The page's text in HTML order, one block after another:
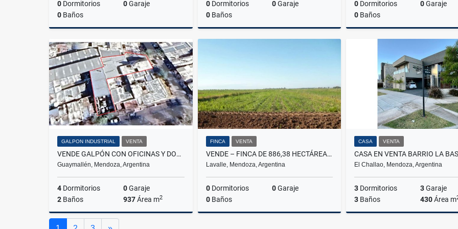
0 Dormitorios 0Garaje
0 Baños
Venta
US$2,400,000
0Dormitorios 0Garaje
0Baños
Venta
0 Dormitorios 0Garaje
0 Baños
GALPON INDUSTRIAL VENTA
VENDE GALPÓN CON OFICINAS Y DOS DEPARTAMENTOS EN DORREGO, GUAYMALLÉN.
Guaymallén, Mendoza, Argentina
4 Dormitorios 0Garaje
2 Baños 937Área m2
FINCA VENTA
VENDE – FINCA DE 886,38 HECTÁREAS, UBICADAS LAVALLE, MENDOZA
Lavalle, Mendoza, Argentina
0Dormitorios 0Garaje
0Baños
CASA VENTA
El Challao, Mendoza, Argentina
3 Dormitorios 3Garaje
3 Baños 430Área m